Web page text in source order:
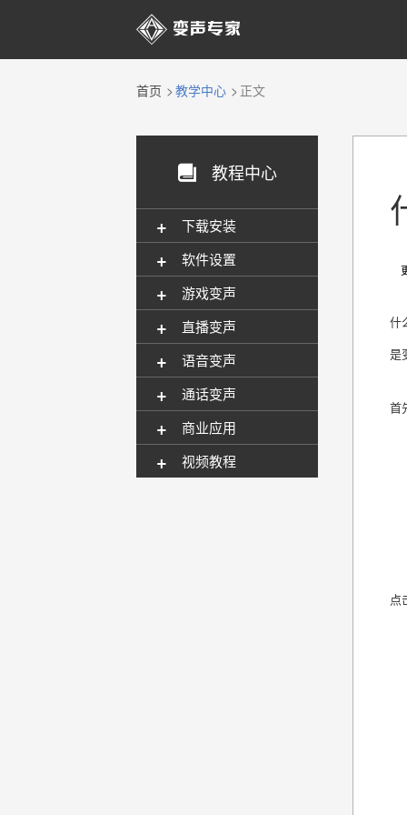

首页 教学中心 正文
 教程中心
下载安装
+
软件设置
+
游戏变声
+
直播变声
+
语音变声
+
通话变声
+
商业应用
+
视频教程
+
什
是
首
点